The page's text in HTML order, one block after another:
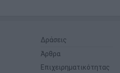
Δράσεις
Άρθρα
Επιχειρηματικότητας